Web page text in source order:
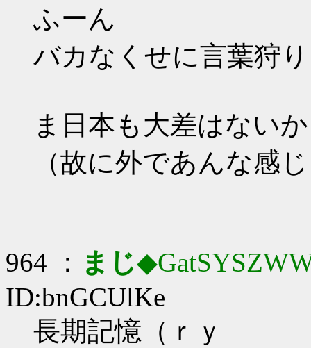
ふーん
バカなくせに言葉狩
ま日本も大差はないか
（故に外であんな感
964 ： まじ
ID:bnGCUlKe
長期記憶（ｒｙ